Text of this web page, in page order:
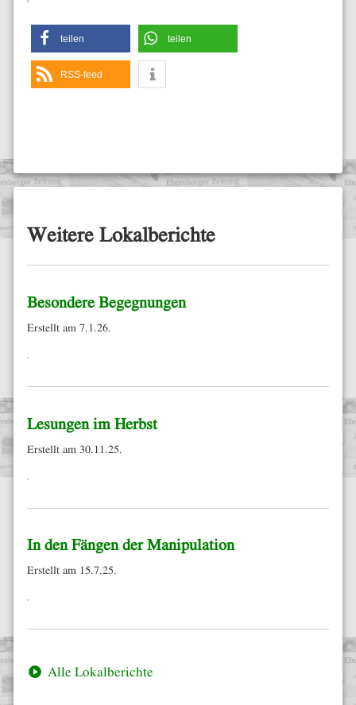
teilen teilen
RSS-feed
Weitere Lokalberichte
Besondere Begegnungen
Erstellt am 7.1.26.
Lesungen im Herbst
Erstellt am 30.11.25.
In den Fängen der Manipulation
Erstellt am 15.7.25.
Alle Lokalberichte